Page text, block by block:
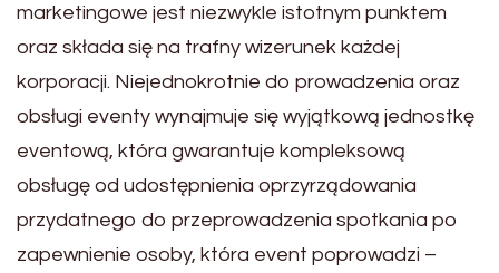
marketingowe jest niezwykle istotnym punktem
oraz składa się na trafny wizerunek każdej
korporacji. Niejednokrotnie do prowadzenia oraz
obsługi eventy wynajmuje się wyjątkową jednostkę
eventową, która gwarantuje kompleksową
obsługę od udostępnienia oprzyrządowania
przydatnego do przeprowadzenia spotkania po
zapewnienie osoby, która event poprowadzi –